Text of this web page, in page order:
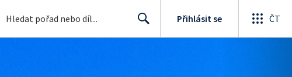
Přihlásit se ČT